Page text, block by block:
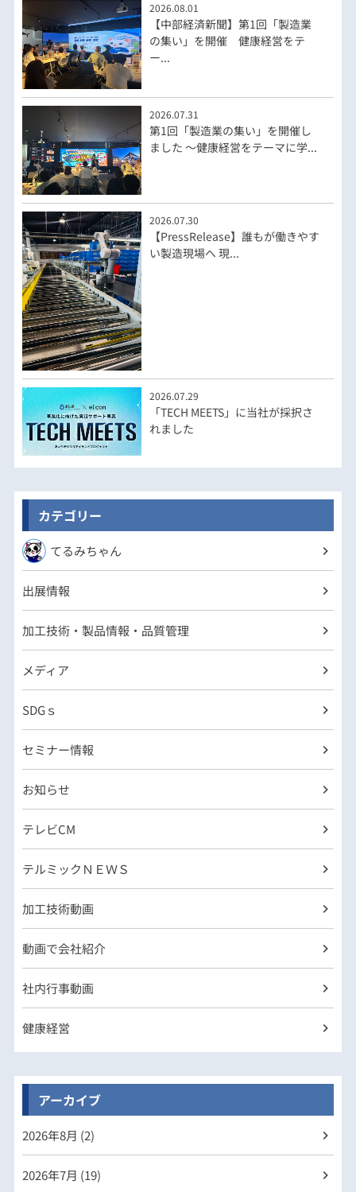
2026.08.01
【中部経済新聞】第1回「製造業
の集い」を開催 健康経営をテ
ー...
2026.07.31
第1回「製造業の集い」を開催し
ました ～健康経営をテーマに学...
2026.07.30
【PressRelease】誰もが働きやす
い製造現場へ 現...
2026.07.29
「TECH MEETS」に当社が採択さ
れました
カテゴリー
てるみちゃん
出展情報
加工技術・製品情報・品質管理
メディア
SDGｓ
セミナー情報
お知らせ
テレビCM
テルミックＮＥＷＳ
加工技術動画
動画で会社紹介
社内行事動画
健康経営
アーカイブ
2026年8月 (2)
2026年7月 (19)